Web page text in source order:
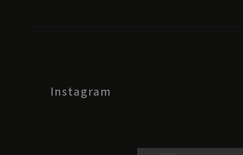
Instagram